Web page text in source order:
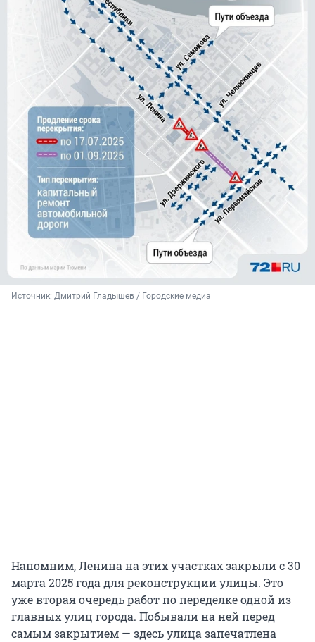
Источник: Дмитрий Гладышев / Городские медиа
Напомним, Ленина на этих участках закрыли с 30
марта 2025 года для реконструкции улицы. Это
уже вторая очередь работ по переделке одной из
главных улиц города. Побывали на ней перед
самым закрытием — здесь улица запечатлена